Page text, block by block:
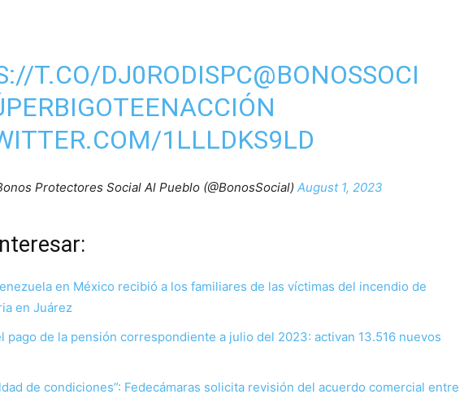
T.CO/DJ0RODISPC@BONOSSOCI
1LLLDKS9LD
Protectores Social Al Pueblo (@BonosSocial) August 1, 2023
en México recibió a los familiares de las víctimas del incendio de
en Juárez
pago de la pensión correspondiente a julio del 2023: activan 13.516 nuevos
de condiciones”: Fedecámaras solicita revisión del acuerdo comercial entre